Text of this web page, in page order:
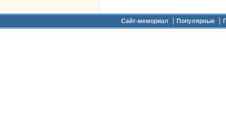
Сайт-мемориал Популярные